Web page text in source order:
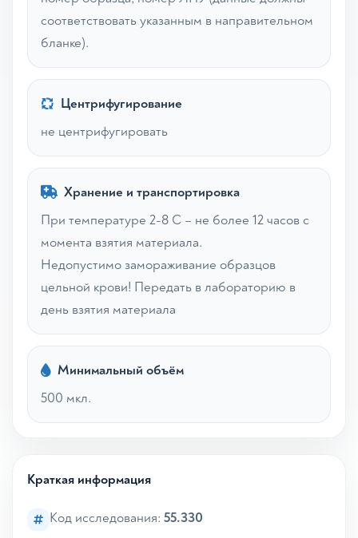
соответствовать указанным в направительном
бланке).
Центрифугирование
не центрифугировать
Хранение и транспортировка
При температуре 2-8 С – не более 12 часов с
момента взятия материала.
Недопустимо замораживание образцов
цельной крови! Передать в лабораторию в
день взятия материала
Минимальный объём
500 мкл.
Краткая информация
Код исследования: 55.330